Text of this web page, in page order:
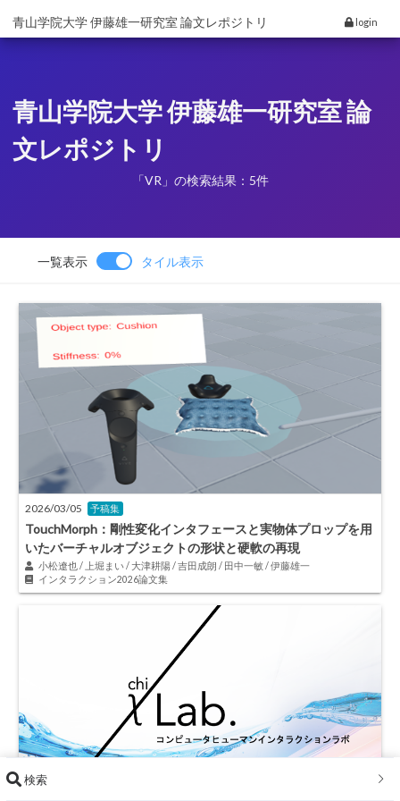
青山学院大学 伊藤雄一研究室 論文レポジトリ login
青山学院大学 伊藤雄一研究室 論
文レポジトリ
「VR」の検索結果：5件
一覧表示 タイル表示
2026/03/05 予稿集
TouchMorph：剛性変化インタフェースと実物体プロップを用
いたバーチャルオブジェクトの形状と硬軟の再現
小松遼也 / 上堀まい / 大津耕陽 / 吉田成朗 / 田中一敏 / 伊藤雄一
インタラクション2026論文集
検索